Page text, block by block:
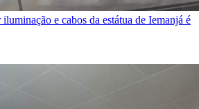
e cabos da estátua de Iemanjá é